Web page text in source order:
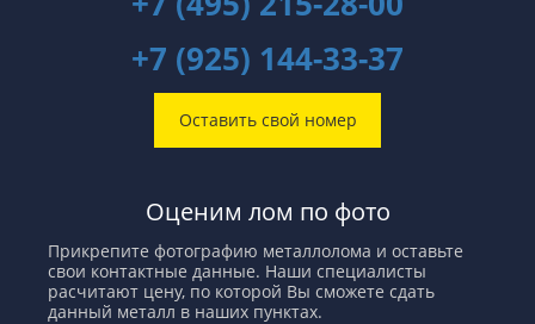
+7 (925) 144-33-37
Оставить свой номер
Оценим лом по фото
Прикрепите фотографию металлолома и оставьте
свои контактные данные. Наши специалисты
расчитают цену, по которой Вы сможете сдать
данный металл в наших пунктах.